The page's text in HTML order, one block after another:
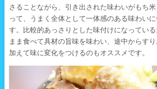
さることながら、引き出された味わいがもち
って、うまく全体として一体感のある味わい
す。比較的あっさりとした味付けになってい
まま食べて具材の旨味を味わい、途中からす
加えて味に変化をつけるのもオススメです。